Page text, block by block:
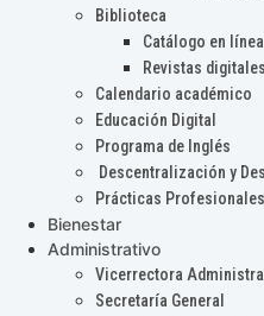
Biblioteca
Catálogo en línea
Revistas digitales
Calendario académico
Educación Digital
Programa de Inglés
Descentralización y
Prácticas Profesionales
Bienestar
Administrativo
Vicerrectora
Secretaría General